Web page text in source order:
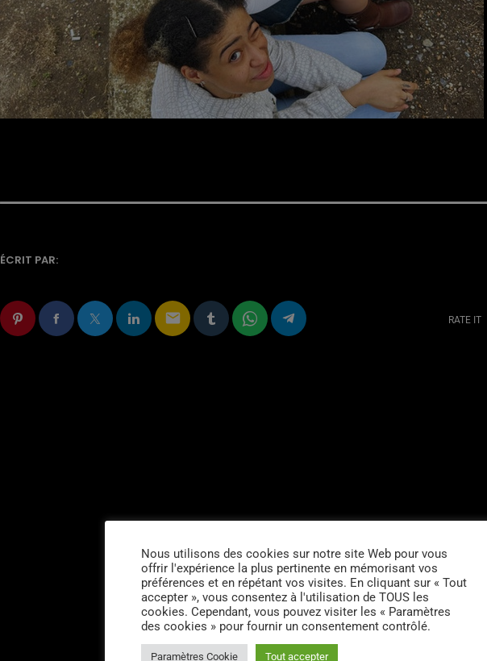
ÉCRIT PAR:
email RATE IT
Nous utilisons des cookies sur notre site Web pour vous
offrir l'expérience la plus pertinente en mémorisant vos
préférences et en répétant vos visites. En cliquant sur « Tout
accepter », vous consentez à l'utilisation de TOUS les
cookies. Cependant, vous pouvez visiter les « Paramètres
des cookies » pour fournir un consentement contrôlé.
Paramètres Cookie Tout accepter